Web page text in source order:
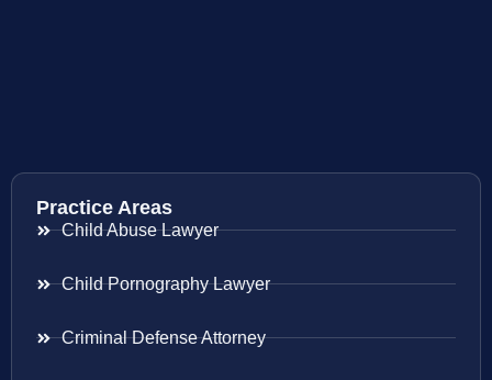
Practice Areas
Child Abuse Lawyer
Child Pornography Lawyer
Criminal Defense Attorney